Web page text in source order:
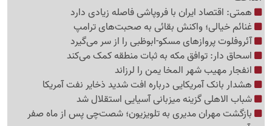
همتی: اقتصاد ایران با فروپاشی فاصله زیادی دارد
غنائم خیالی؛ واکنش بقائی به صحبت‌های ترامپ
آئروفلوت پروازهای مسکو-ابوظبی را از سر می‌گیرد
اسحاق دار: توافق مکه به ثبات منطقه کمک می‌کند
انفجار مهیب شهر المخا یمن را لرزاند
هشدار بانک آمریکایی درباره افت شدید ذخایر نفت آمریکا
شباب الاهلی گزینه میزبانی آسیایی استقلال شد
بازگشت مهران مدیری به تلویزیون؛ شصت‌چی پس از ماه صفر